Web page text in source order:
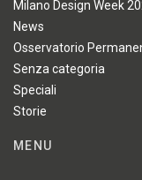
Milano Design Week
News
Osservatorio
Senza categoria
Speciali
Storie
MENU